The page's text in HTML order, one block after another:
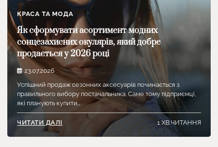
КРАСА ТА МОДА
Як сформувати асортимент модних
сонцезахисних окулярів, який добре
продається у 2026 році
23.07.2026
Успішний продаж сезонних аксесуарів починається з
правильного вибору постачальника. Саме тому підприємці,
які планують купити…
ЧИТАТИ ДАЛІ 1 ХВ.ЧИТАННЯ